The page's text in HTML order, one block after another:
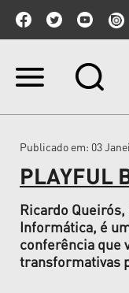
Ir
Ir
navegação
Publicado em: 03
PLAYFUL
Ricardo
Informática, é
conferência que
transformativas